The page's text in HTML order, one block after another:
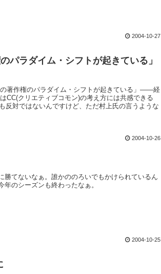
2004-10-27
パラダイム・シフトが起きている」
著作権のパラダイム・シフトが起きている」――経
CC(クリエティブコモン)の考え方には共感できる
反対ではないんですけど、ただ村上氏の言うような
2004-10-26
勝てないなぁ。誰かののろいでもかけられているん
のシーズンも終わったなぁ。
2004-10-25